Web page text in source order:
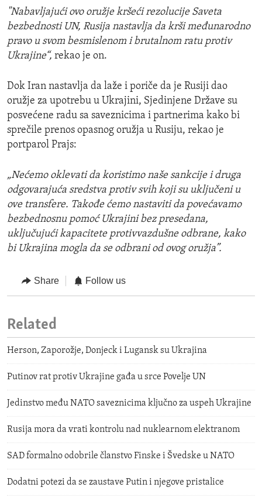
"Nabavljajući ovo oružje kršeći rezolucije Saveta
bezbednosti UN, Rusija nastavlja da krši međunarodno
pravo u svom besmislenom i brutalnom ratu protiv
Ukrajine“, rekao je on.
Dok Iran nastavlja da laže i poriče da je Rusiji dao
oružje za upotrebu u Ukrajini, Sjedinjene Države su
posvećene radu sa saveznicima i partnerima kako bi
sprečile prenos opasnog oružja u Rusiju, rekao je
portparol Prajs:
„Nećemo oklevati da koristimo naše sankcije i druga
odgovarajuća sredstva protiv svih koji su uključeni u
ove transfere. Takođe ćemo nastaviti da povećavamo
bezbednosnu pomoć Ukrajini bez presedana,
uključujući kapacitete protivvazdušne odbrane, kako
bi Ukrajina mogla da se odbrani od ovog oružja”.
Share Follow us
Related
Herson, Zaporožje, Donjeck i Lugansk su Ukrajina
Putinov rat protiv Ukrajine gađa u srce Povelje UN
Jedinstvo među NATO saveznicima ključno za uspeh Ukrajine
Rusija mora da vrati kontrolu nad nuklearnom elektranom
SAD formalno odobrile članstvo Finske i Švedske u NATO
Dodatni potezi da se zaustave Putin i njegove pristalice